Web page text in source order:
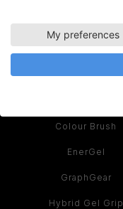
Colour Brush
EnerGel
GraphGear
Hybrid Gel Grip
My preferences